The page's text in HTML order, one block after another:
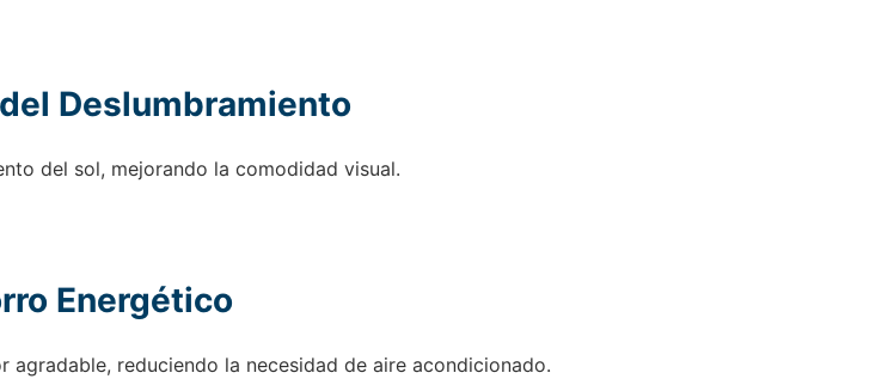
Deslumbramiento
del sol, mejorando la comodidad visual.
Energético
agradable, reduciendo la necesidad de aire acondicionado.